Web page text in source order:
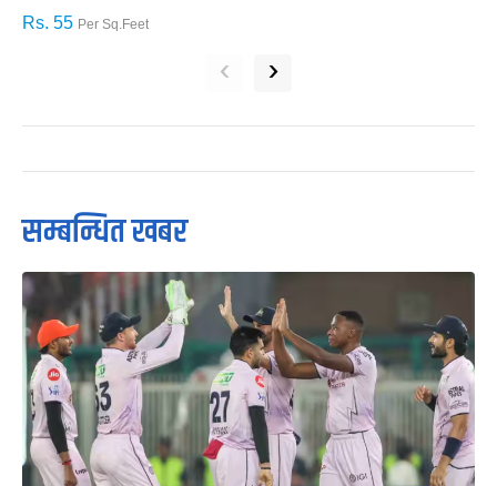
Rs. 55 Per Sq.Feet
‹ ›
सम्बन्धित खबर